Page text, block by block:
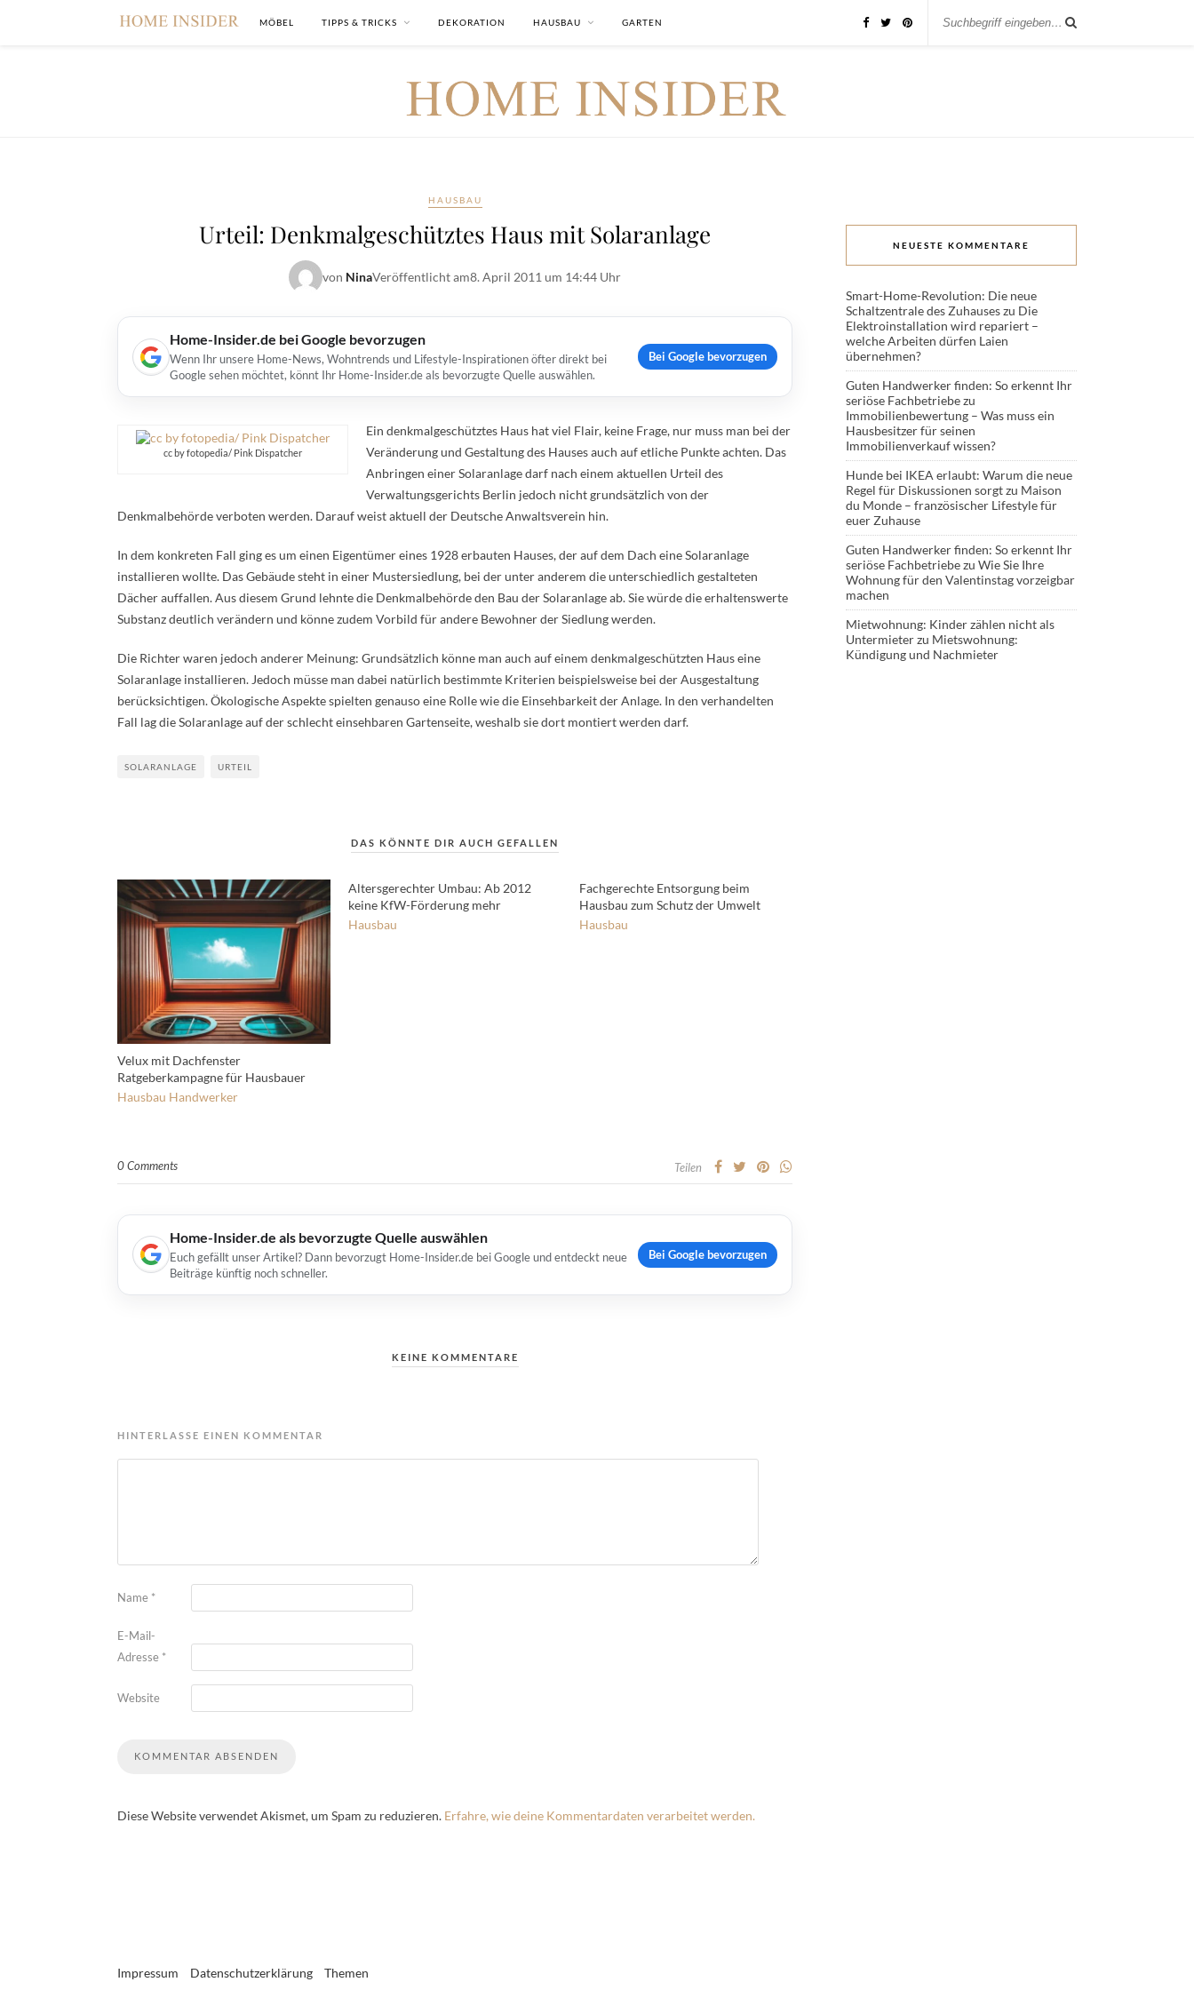
MÖBEL TIPPS & TRICKS DEKORATION HAUSBAU GARTEN
HAUSBAU
Urteil: Denkmalgeschütztes Haus mit Solaranlage
von NinaVeröffentlicht am8. April 2011 um 14:44 Uhr
Home-Insider.de bei Google bevorzugen
Wenn Ihr unsere Home-News, Wohntrends und Lifestyle-Inspirationen öfter direkt bei
Google sehen möchtet, könnt Ihr Home-Insider.de als bevorzugte Quelle auswählen.
Bei Google bevorzugen
cc by fotopedia/ Pink Dispatcher
Ein denkmalgeschütztes Haus hat viel Flair, keine Frage, nur muss man bei der
Veränderung und Gestaltung des Hauses auch auf etliche Punkte achten. Das
Anbringen einer Solaranlage darf nach einem aktuellen Urteil des
Verwaltungsgerichts Berlin jedoch nicht grundsätzlich von der
Denkmalbehörde verboten werden. Darauf weist aktuell der Deutsche Anwaltsverein hin.
In dem konkreten Fall ging es um einen Eigentümer eines 1928 erbauten Hauses, der auf dem Dach eine Solaranlage
installieren wollte. Das Gebäude steht in einer Mustersiedlung, bei der unter anderem die unterschiedlich gestalteten
Dächer auffallen. Aus diesem Grund lehnte die Denkmalbehörde den Bau der Solaranlage ab. Sie würde die erhaltenswerte
Substanz deutlich verändern und könne zudem Vorbild für andere Bewohner der Siedlung werden.
Die Richter waren jedoch anderer Meinung: Grundsätzlich könne man auch auf einem denkmalgeschützten Haus eine
Solaranlage installieren. Jedoch müsse man dabei natürlich bestimmte Kriterien beispielsweise bei der Ausgestaltung
berücksichtigen. Ökologische Aspekte spielten genauso eine Rolle wie die Einsehbarkeit der Anlage. In den verhandelten
Fall lag die Solaranlage auf der schlecht einsehbaren Gartenseite, weshalb sie dort montiert werden darf.
SOLARANLAGE URTEIL
DAS KÖNNTE DIR AUCH GEFALLEN
Velux mit Dachfenster
Ratgeberkampagne für Hausbauer
Hausbau Handwerker
Altersgerechter Umbau: Ab 2012
keine KfW-Förderung mehr
Hausbau
Fachgerechte Entsorgung beim
Hausbau zum Schutz der Umwelt
Hausbau
0 Comments Teilen
Home-Insider.de als bevorzugte Quelle auswählen
Euch gefällt unser Artikel? Dann bevorzugt Home-Insider.de bei Google und entdeckt neue
Beiträge künftig noch schneller.
Bei Google bevorzugen
KEINE KOMMENTARE
HINTERLASSE EINEN KOMMENTAR
Name *
E-Mail-
Adresse *
Website
Diese Website verwendet Akismet, um Spam zu reduzieren. Erfahre, wie deine Kommentardaten verarbeitet werden.
NEUESTE KOMMENTARE
Smart-Home-Revolution: Die neue
Schaltzentrale des Zuhauseszu Die
Elektroinstallation wird repariert –
welche Arbeiten dürfen Laien
übernehmen?
Guten Handwerker finden: So erkennt Ihr
seriöse Fachbetriebezu
Immobilienbewertung – Was muss ein
Hausbesitzer für seinen
Immobilienverkauf wissen?
Hunde bei IKEA erlaubt: Warum die neue
Regel für Diskussionen sorgtzu Maison
du Monde – französischer Lifestyle für
euer Zuhause
Guten Handwerker finden: So erkennt Ihr
seriöse Fachbetriebezu Wie Sie Ihre
Wohnung für den Valentinstag vorzeigbar
machen
Mietwohnung: Kinder zählen nicht als
Untermieterzu Mietswohnung:
Kündigung und Nachmieter
Impressum Datenschutzerklärung Themen